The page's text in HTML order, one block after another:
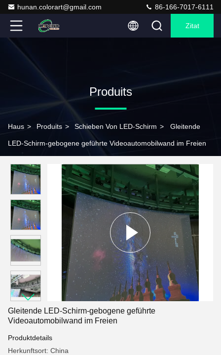
hunan.colorart@gmail.com 86-166-7017-6111
Zitat
Produits
Haus > Produits > Schieben Von LED-Schirm > Gleitende
LED-Schirm-gebogene geführte Videoautomobilwand im Freien
Gleitende LED-Schirm-gebogene geführte
Videoautomobilwand im Freien
Produktdetails
Herkunftsort: China